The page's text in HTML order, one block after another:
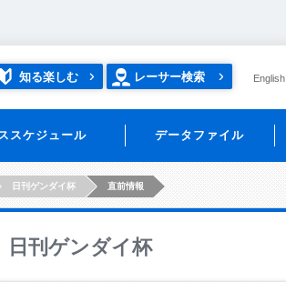
知る楽しむ レーサー検索 English
スケジュール データファイル
日刊ゲンダイ杯 直前情報
日刊ゲンダイ杯